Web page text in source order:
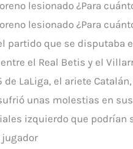
lesionado ¿Para
lesionado ¿Para
partido que se disputaba
el Real Betis y el
de LaLiga, el ariete
unas molestias en sus
izquierdo que podrían
jugador